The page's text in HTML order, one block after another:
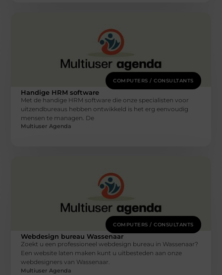
COMPUTERS / CONSULTANTS
Handige HRM software
Met de handige HRM software die onze specialisten voor
uitzendbureaus hebben ontwikkeld is het erg eenvoudig
mensen te managen. De
Multiuser Agenda
COMPUTERS / CONSULTANTS
Webdesign bureau Wassenaar
Zoekt u een professioneel webdesign bureau in Wassenaar?
Een website laten maken kunt u uitbesteden aan onze
webdesigners van Wassenaar.
Multiuser Agenda